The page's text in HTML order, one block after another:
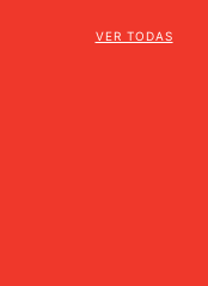
VER TODAS